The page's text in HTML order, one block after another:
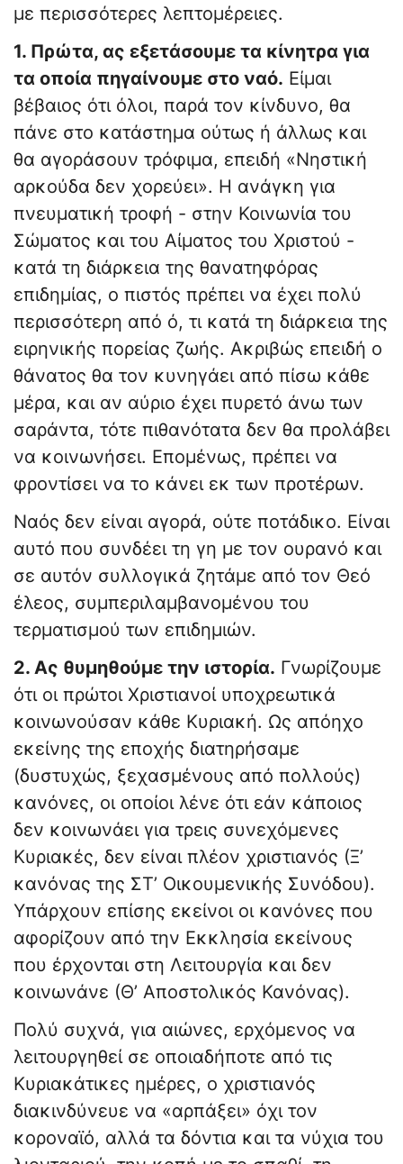
με περισσότερες λεπτομέρειες.
1. Πρώτα, ας εξετάσουμε τα κίνητρα για
τα οποία πηγαίνουμε στο ναό. Είμαι
βέβαιος ότι όλοι, παρά τον κίνδυνο, θα
πάνε στο κατάστημα ούτως ή άλλως και
θα αγοράσουν τρόφιμα, επειδή «Νηστική
αρκούδα δεν χορεύει». Η ανάγκη για
πνευματική τροφή - στην Κοινωνία του
Σώματος και του Αίματος του Χριστού -
κατά τη διάρκεια της θανατηφόρας
επιδημίας, ο πιστός πρέπει να έχει πολύ
περισσότερη από ό, τι κατά τη διάρκεια της
ειρηνικής πορείας ζωής. Ακριβώς επειδή ο
θάνατος θα τον κυνηγάει από πίσω κάθε
μέρα, και αν αύριο έχει πυρετό άνω των
σαράντα, τότε πιθανότατα δεν θα προλάβει
να κοινωνήσει. Επομένως, πρέπει να
φροντίσει να το κάνει εκ των προτέρων.
Ναός δεν είναι αγορά, ούτε ποτάδικο. Είναι
αυτό που συνδέει τη γη με τον ουρανό και
σε αυτόν συλλογικά ζητάμε από τον Θεό
έλεος, συμπεριλαμβανομένου του
τερματισμού των επιδημιών.
2. Ας θυμηθούμε την ιστορία. Γνωρίζουμε
ότι οι πρώτοι Χριστιανοί υποχρεωτικά
κοινωνούσαν κάθε Κυριακή. Ως απόηχο
εκείνης της εποχής διατηρήσαμε
(δυστυχώς, ξεχασμένους από πολλούς)
κανόνες, οι οποίοι λένε ότι εάν κάποιος
δεν κοινωνάει για τρεις συνεχόμενες
Κυριακές, δεν είναι πλέον χριστιανός (Ξ’
κανόνας της ΣΤ’ Οικουμενικής Συνόδου).
Υπάρχουν επίσης εκείνοι οι κανόνες που
αφορίζουν από την Εκκλησία εκείνους
που έρχονται στη Λειτουργία και δεν
κοινωνάνε (Θ’ Αποστολικός Κανόνας).
Πολύ συχνά, για αιώνες, ερχόμενος να
λειτουργηθεί σε οποιαδήποτε από τις
Κυριακάτικες ημέρες, ο χριστιανός
διακινδύνευε να «αρπάξει» όχι τον
κοροναϊό, αλλά τα δόντια και τα νύχια του